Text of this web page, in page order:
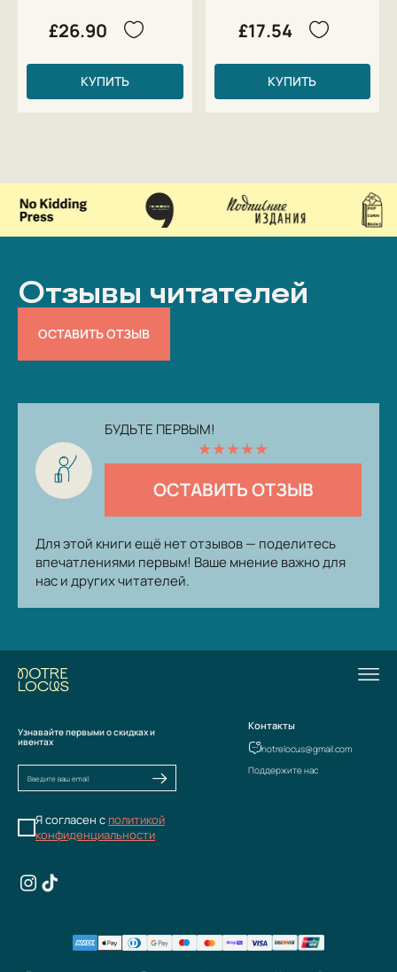
£26.90
КУПИТЬ
£17.54
КУПИТЬ
Отзывы читателей
ОСТАВИТЬ ОТЗЫВ
БУДЬТЕ ПЕРВЫМ!
★★★★★
ОСТАВИТЬ ОТЗЫВ
Для этой книги ещё нет отзывов — поделитесь
впечатлениями первым! Ваше мнение важно для
нас и других читателей.
Узнавайте первыми о скидках и
ивентах
Я согласен с политикой
конфиденциальности
Контакты
notrelocus@gmail.com
Поддержите нас